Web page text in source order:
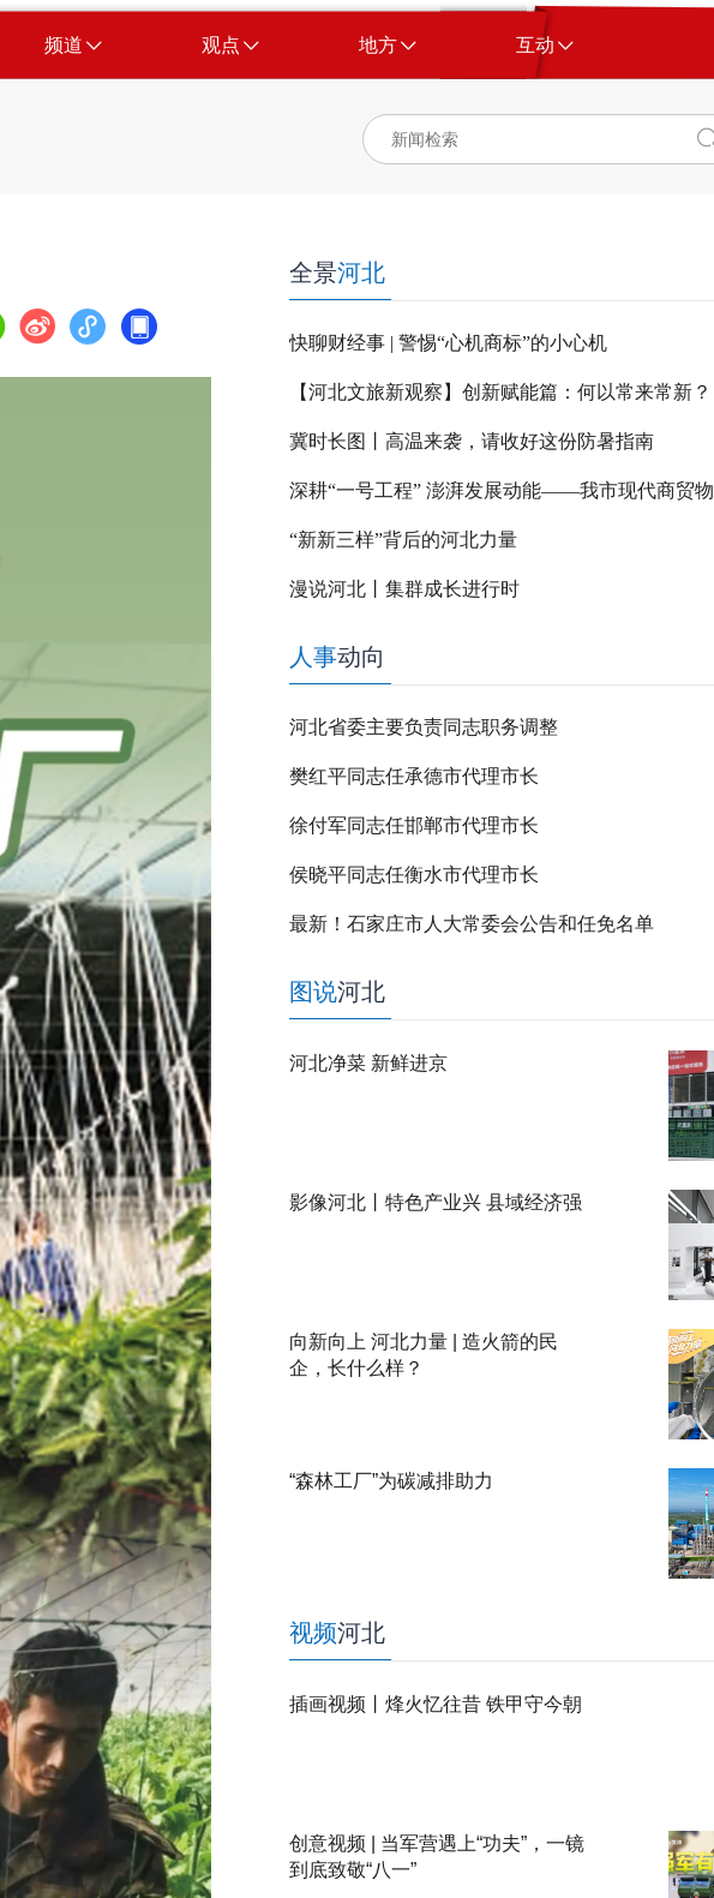
频道 观点 地方 互动
全景河北
快聊财经事 | 警惕“心机商标”的小心机
【河北文旅新观察】创新赋能篇：何以常来常新？
冀时长图丨高温来袭，请收好这份防暑指南
“新新三样”背后的河北力量
漫说河北丨集群成长进行时
人事动向
河北省委主要负责同志职务调整
樊红平同志任承德市代理市长
徐付军同志任邯郸市代理市长
侯晓平同志任衡水市代理市长
最新！石家庄市人大常委会公告和任免名单
图说河北
河北净菜 新鲜进京
影像河北丨特色产业兴 县域经济强
向新向上 河北力量 | 造火箭的民
企，长什么样？
“森林工厂”为碳减排助力
视频河北
插画视频丨烽火忆往昔 铁甲守今朝
创意视频 | 当军营遇上“功夫”，一镜
到底致敬“八一”